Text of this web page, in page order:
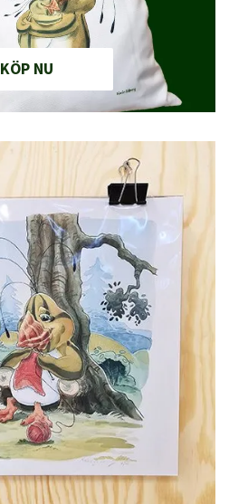
KÖP NU